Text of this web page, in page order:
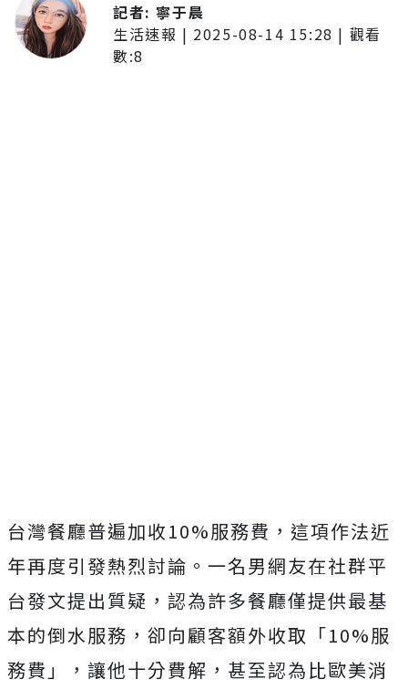
記者: 寧于晨
生活速報 | 2025-08-14 15:28 | 觀看
數:8
台灣餐廳普遍加收10%服務費，這項作法近
年再度引發熱烈討論。一名男網友在社群平
台發文提出質疑，認為許多餐廳僅提供最基
本的倒水服務，卻向顧客額外收取「10%服
務費」，讓他十分費解，甚至認為比歐美消